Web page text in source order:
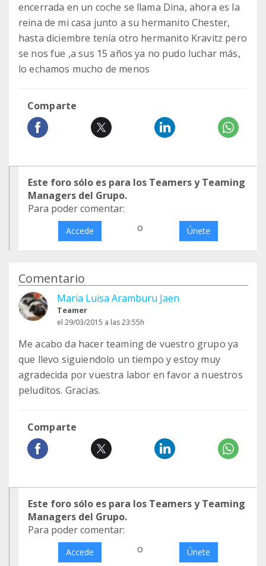
encerrada en un coche se llama Dina, ahora es la
reina de mi casa junto a su hermanito Chester,
hasta diciembre tenía otro hermanito Kravitz pero
se nos fue ,a sus 15 años ya no pudo luchar más,
lo echamos mucho de menos
Comparte
Este foro sólo es para los Teamers y Teaming
Managers del Grupo.
Para poder comentar:
Accede o Únete
Comentario
Maria Luisa Aramburu Jaen
Teamer
el 29/03/2015 a las 23:55h
Me acabo da hacer teaming de vuestro grupo ya
que llevo siguiendolo un tiempo y estoy muy
agradecida por vuestra labor en favor a nuestros
peluditos. Gracias.
Comparte
Este foro sólo es para los Teamers y Teaming
Managers del Grupo.
Para poder comentar:
Accede o Únete